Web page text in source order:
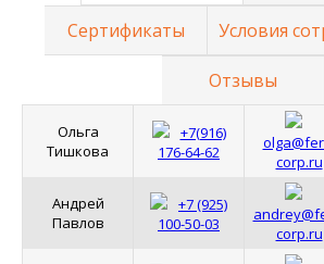
Сертификаты Условия
Отзывы
Ольга
Тишкова
+7(916)
176-64-62
corp.ru
Андрей
Павлов
+7 (925)
100-50-03
corp.ru